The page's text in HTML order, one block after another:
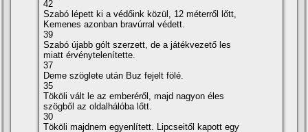
42
Szabó lépett ki a védőink közül, 12 méterről lőtt,
Kemenes azonban bravúrral védett.
39
Szabó újabb gólt szerzett, de a játékvezető les
miatt érvénytelení­tette.
37
Deme szöglete után Buz fejelt fölé.
35
Tököli vált le az emberéről, majd nagyon éles
szögből az oldalhálóba lőtt.
30
Tököli majdnem egyenlí­tett. Lipcseitől kapott egy